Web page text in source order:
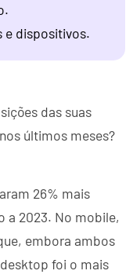
e dispositivos.
das suas
últimos meses?
26% mais
a 2023. No mobile,
embora ambos
foi o mais